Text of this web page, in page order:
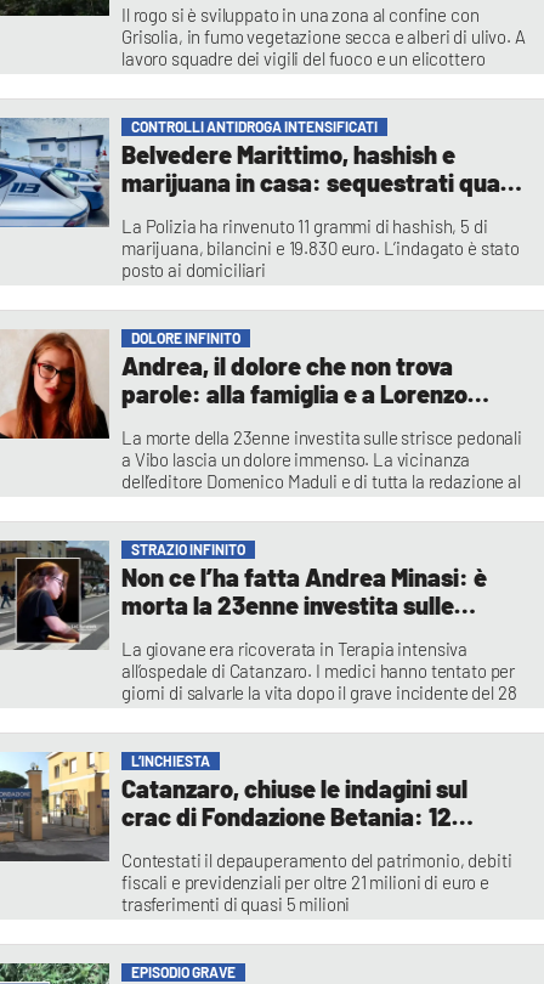
Il rogo si è sviluppato in una zona al confine con
Grisolia, in fumo vegetazione secca e alberi di ulivo. A
lavoro squadre dei vigili del fuoco e un elicottero
CONTROLLI ANTIDROGA INTENSIFICATI
Belvedere Marittimo, hashish e
marijuana in casa: sequestrati quasi
La Polizia ha rinvenuto 11 grammi di hashish, 5 di
marijuana, bilancini e 19.830 euro. L’indagato è stato
posto ai domiciliari
DOLORE INFINITO
Andrea, il dolore che non trova
parole: alla famiglia e a Lorenzo
La morte della 23enne investita sulle strisce pedonali
a Vibo lascia un dolore immenso. La vicinanza
dell’editore Domenico Maduli e di tutta la redazione al
Redazione
STRAZIO INFINITO
Non ce l’ha fatta Andrea Minasi: è
morta la 23enne investita sulle
La giovane era ricoverata in Terapia intensiva
all’ospedale di Catanzaro. I medici hanno tentato per
giorni di salvarle la vita dopo il grave incidente del 28
Cristina Iannuzzi
L’INCHIESTA
Catanzaro, chiuse le indagini sul
crac di Fondazione Betania: 12
autoriciclaggio - NOMI
Contestati il depauperamento del patrimonio, debiti
fiscali e previdenziali per oltre 21 milioni di euro e
trasferimenti di quasi 5 milioni
EPISODIO GRAVE